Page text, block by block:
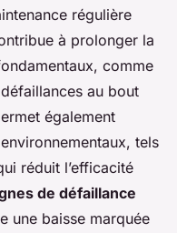
régulière
à prolonger la
comme
au bout
également
tels
réduit l’efficacité
de défaillance
une baisse marquée